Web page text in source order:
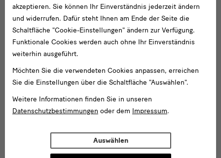
akzeptieren. Sie können Ihr Einverständnis jederzeit ändern
und widerrufen. Dafür steht Ihnen am Ende der Seite die
Schaltfläche "Cookie-Einstellungen" ändern zur Verfügung.
Funktionale Cookies werden auch ohne Ihr Einverständnis
weiterhin ausgeführt.
Möchten Sie die verwendeten Cookies anpassen, erreichen
Sie die Einstellungen über die Schaltfläche "Auswählen".
Weitere Informationen finden Sie in unseren
Datenschutzbestimmungen oder dem Impressum.
Auswählen